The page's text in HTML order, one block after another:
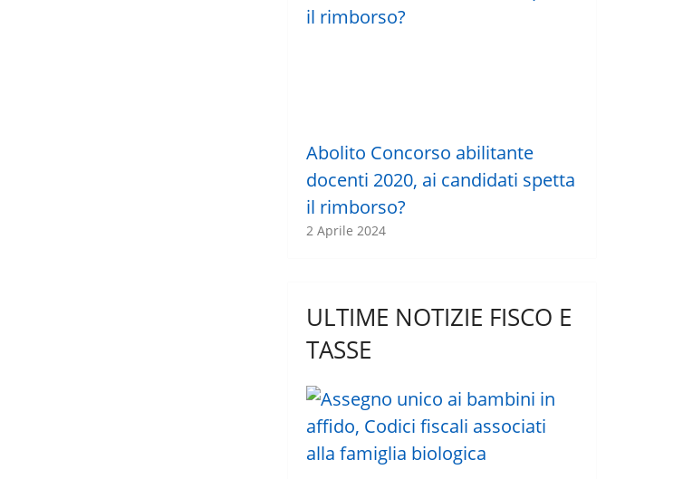
Abolito Concorso abilitante
docenti 2020, ai candidati spetta
il rimborso?
2 Aprile 2024
ULTIME NOTIZIE FISCO E
TASSE